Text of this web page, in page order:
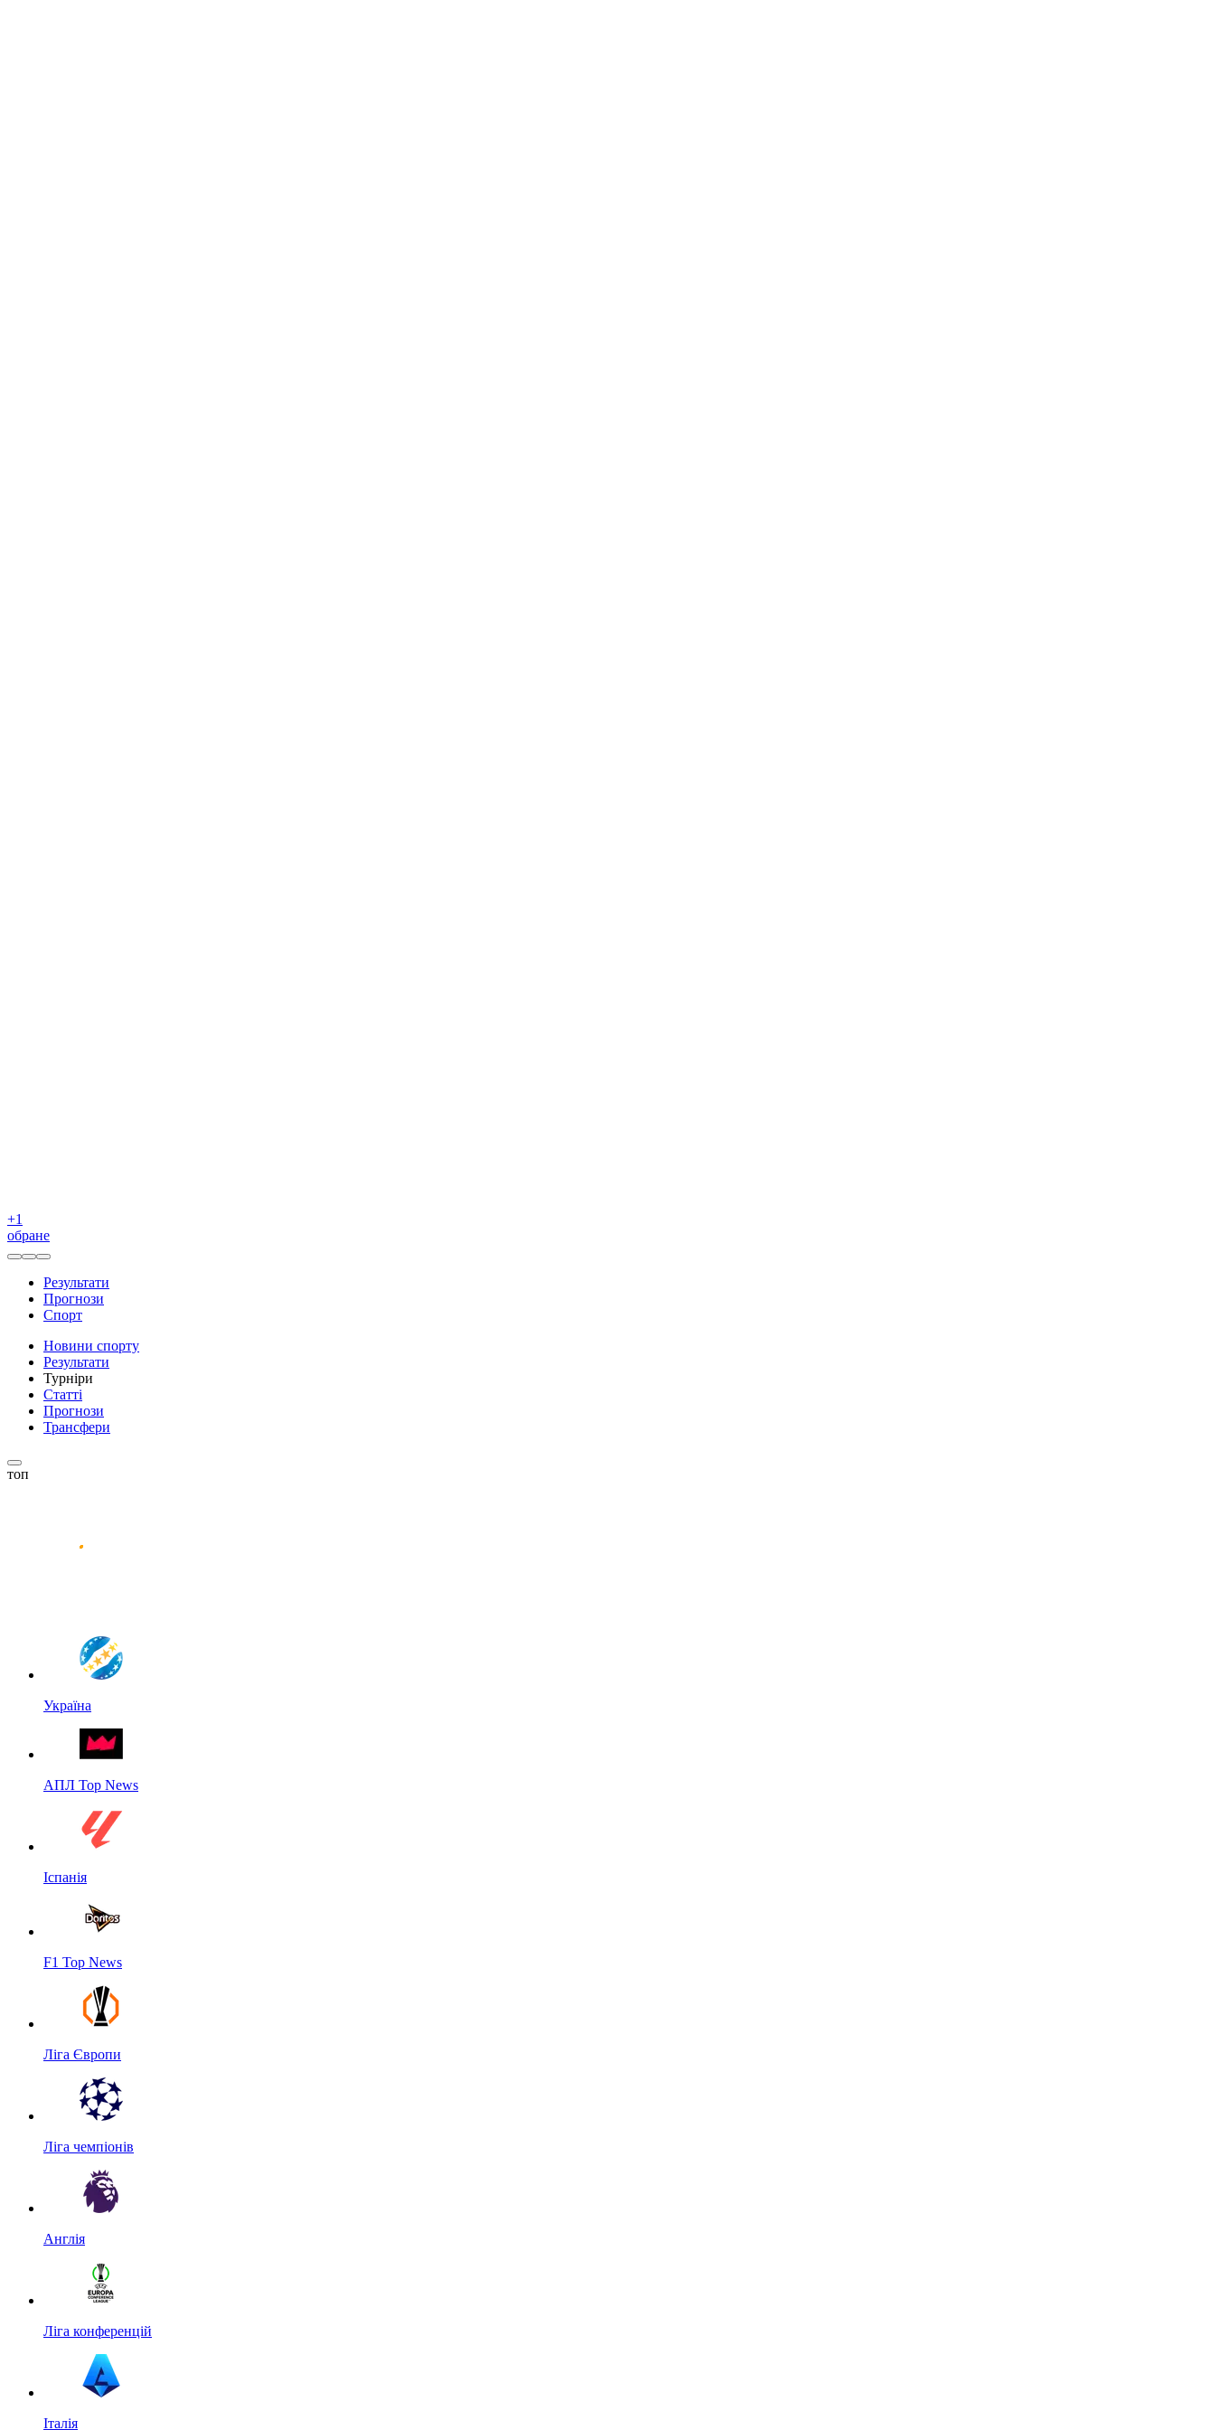
+1
обране
Результати
Прогнози
Спорт
Новини спорту
Результати
Турніри
Статті
Прогнози
Трансфери
топ
Україна
АПЛ Top News
Іспанія
F1 Top News
Ліга Європи
Ліга чемпіонів
Англія
Ліга конференцій
Італія